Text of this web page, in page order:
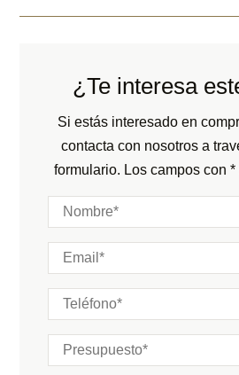
Kilómetros:19999KM
Potencia:286 CV
Marchas:
Azul
Color interior:Negro
Carrocería:N/D
Puertas:
Plazas:
¿Te interesa
Si estás interesado en
contacta con nosotros a
formulario. Los campos con